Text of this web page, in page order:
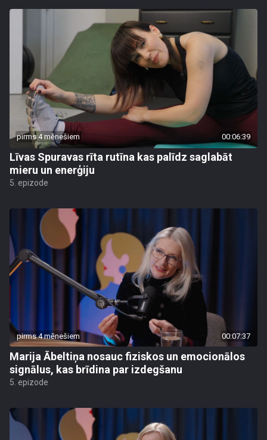
pirms 4 mēnešiem 00:06:39
Līvas Spuravas rīta rutīna kas palīdz saglabāt
mieru un enerģiju
5. epizode
pirms 4 mēnešiem 00:07:37
Marija Ābeltiņa nosauc fiziskos un emocionālos
signālus, kas brīdina par izdegšanu
5. epizode